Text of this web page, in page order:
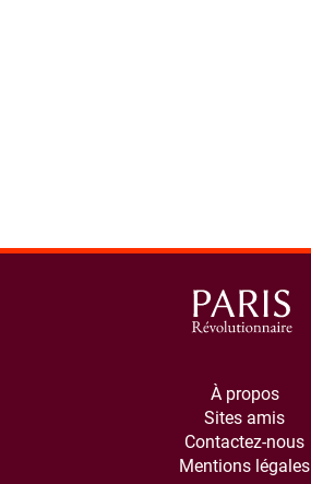
À propos
Sites amis
Contactez-nous
Mentions légales